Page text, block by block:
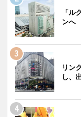
「ル
ンへ
リン
し、